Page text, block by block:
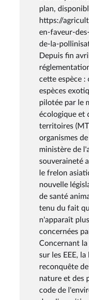
plan,
https://
en-faveur-
de-la-
Depuis fin
cette espèce :
espèces
pilotée par le
écologique et
territoires
organismes
ministère de
souveraineté
le frelon
nouvelle
de santé
tenu du fait
n'apparaît
concernées
Concernant
sur les EEE,
reconquête
nature et des
code de